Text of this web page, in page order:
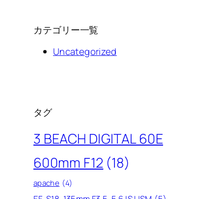
カテゴリー一覧
Uncategorized
タグ
3 BEACH DIGITAL 60E
600mm F12 (18)
apache (4)